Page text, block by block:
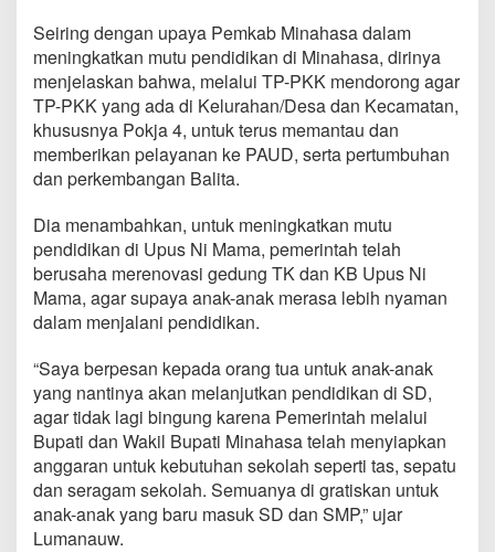
Seiring dengan upaya Pemkab Minahasa dalam
meningkatkan mutu pendidikan di Minahasa, dirinya
menjelaskan bahwa, melalui TP-PKK mendorong agar
TP-PKK yang ada di Kelurahan/Desa dan Kecamatan,
khususnya Pokja 4, untuk terus memantau dan
memberikan pelayanan ke PAUD, serta pertumbuhan
dan perkembangan Balita.
Dia menambahkan, untuk meningkatkan mutu
pendidikan di Upus Ni Mama, pemerintah telah
berusaha merenovasi gedung TK dan KB Upus Ni
Mama, agar supaya anak-anak merasa lebih nyaman
dalam menjalani pendidikan.
“Saya berpesan kepada orang tua untuk anak-anak
yang nantinya akan melanjutkan pendidikan di SD,
agar tidak lagi bingung karena Pemerintah melalui
Bupati dan Wakil Bupati Minahasa telah menyiapkan
anggaran untuk kebutuhan sekolah seperti tas, sepatu
dan seragam sekolah. Semuanya di gratiskan untuk
anak-anak yang baru masuk SD dan SMP,” ujar
Lumanauw.